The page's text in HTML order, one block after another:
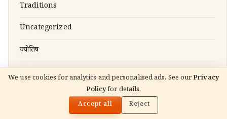
We use cookies for analytics and personalised ads. See ourPrivacy
Policyfor details.
Accept all Reject
Traditions
Uncategorized
ज्योतिष
गंगा दशहरा 2026: 25 मई — कथा, मुहूर्त और पूजा विधि